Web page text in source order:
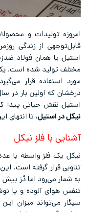
امروزه تولیدات و
قابل‌توجهی از زندگی
استیل یا همان فولاد
مختلف تولید شده است.
مورد استفاده قرار
استیل نقش حیاتی پیدا
نیکل در استیل، تا انتهای
آشنایی با فلز نیکل
تناوبی قرار گرفته است.
به شمار می‌رود اما دُز بیش
تنفس هوای آلوده و یا
سیگار می‌تواند میزان